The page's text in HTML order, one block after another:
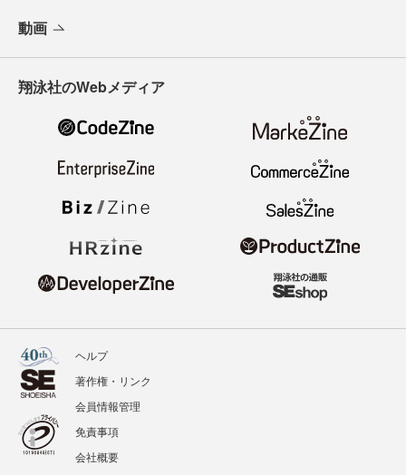
動画
翔泳社のWebメディア
ヘルプ
著作権・リンク
会員情報管理
免責事項
会社概要